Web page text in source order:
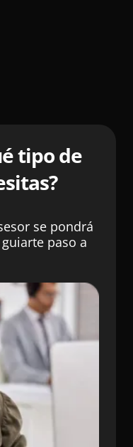
tipo de
se pondrá
paso a